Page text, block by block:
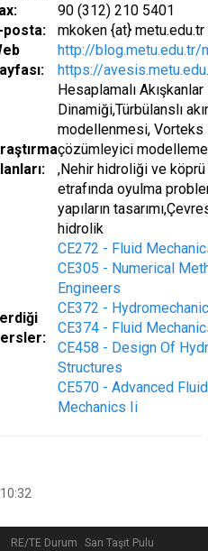
90 (312) 210 5401
posta:
mkoken {at} metu.edu.tr
http://blog.metu.edu.tr/
https://
Hesaplamalı Akışkanlar
Dinamiği,Türbülanslı
modellenmesi, Vorteks
çözümleyici
,Nehir hidroliği ve köprü
etrafında oyulma
yapıların
hidrolik
CE272 - Fluid
CE305 - Numerical
Engineers
CE372 -
CE374 - Fluid
CE458 - Design Of
Structures
CE570 - Advanced Fluid
Mechanics Ii
RE/TE Durum
Sarı Taşıt Pulu